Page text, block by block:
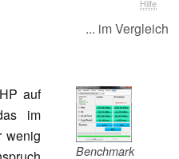
Hilfe
... im Vergleich
Benchmark
auf
im
wenig